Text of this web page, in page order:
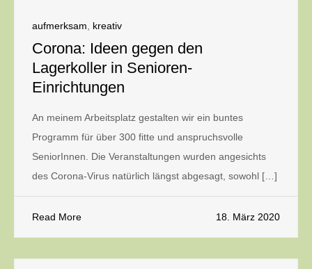
aufmerksam kreativ
Corona: Ideen gegen den
Lagerkoller in Senioren-
Einrichtungen
An meinem Arbeitsplatz gestalten wir ein buntes
Programm für über 300 fitte und anspruchsvolle
SeniorInnen. Die Veranstaltungen wurden angesichts
des Corona-Virus natürlich längst abgesagt, sowohl […]
Read More 18. März 2020